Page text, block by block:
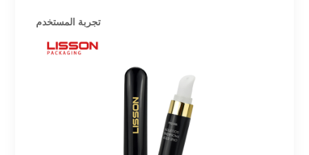
تجربة المستخدم